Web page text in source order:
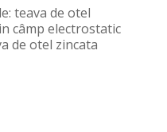
teava de otel
câmp electrostatic
de otel zincata